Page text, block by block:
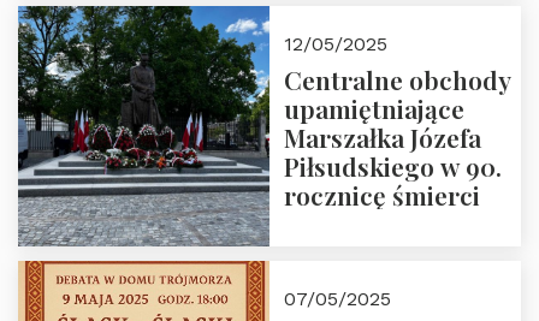
12/05/2025
Centralne obchody
upamiętniające
Marszałka Józefa
Piłsudskiego w 90.
rocznicę śmierci
07/05/2025